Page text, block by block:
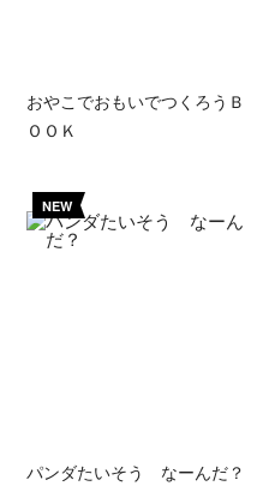
おやこでおもいでつくろうＢ
ＯＯＫ
NEW
パンダたいそう なーんだ？